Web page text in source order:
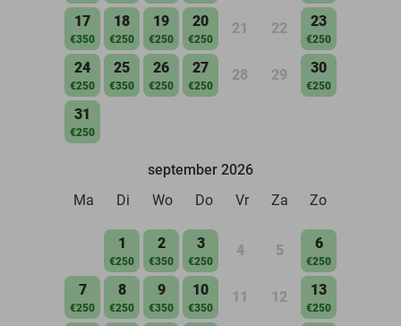
17
€350
18
€250
19
€250
20
€250
21 22 23
€250
24
€250
25
€350
26
€250
27
€250
28 29 30
€250
31
€250
september 2026
Ma
Di Wo Do Vr Za Zo
1
€250
2
€350
3
€250
4 5 6
€250
7
€250
8
€250
9
€350
10
€350
11 12 13
€250